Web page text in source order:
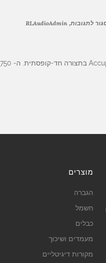
לתגובות RLAudioAdmin
מוצרים
הגברה
חשמל
כבלים
מעמדים ושיכוך
מקורות דיגיטליים